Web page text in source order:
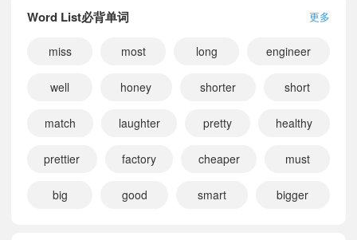
Word List必背单词 更多
miss most long engineer
well honey shorter short
match laughter pretty healthy
prettier factory cheaper must
big good smart bigger
小宝821782 正在学习 川教版五年级下册Unit 3 Magic World课文朗读
小宝837905
正在学习 川教版三年级下册Unit 2 Colourful Life课文朗读
川教版五年级上册Vocabulary课文朗读
小宝420256
正在学习 川教版三年级下册Me课文朗读
小宝448133
正在学习 川教版三年级下册Vocabulary课文朗读